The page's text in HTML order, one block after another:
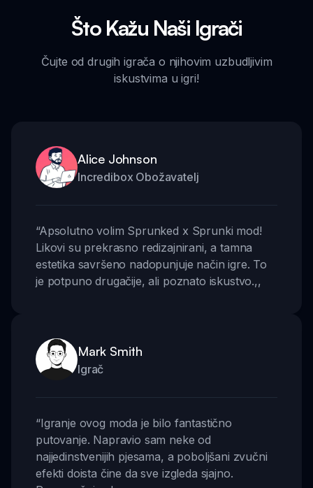
Što Kažu Naši Igrači
Čujte od drugih igrača o njihovim uzbudljivim
iskustvima u igri!
Alice Johnson
Incredibox Obožavatelj
“Apsolutno volim Sprunked x Sprunki mod!
Likovi su prekrasno redizajnirani, a tamna
estetika savršeno nadopunjuje način igre. To
je potpuno drugačije, ali poznato iskustvo.,,
Mark Smith
Igrač
“Igranje ovog moda je bilo fantastično
putovanje. Napravio sam neke od
najjedinstvenijih pjesama, a poboljšani zvučni
efekti doista čine da sve izgleda sjajno.